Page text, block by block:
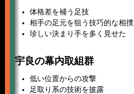
体格差を補う足技
相手の足元を狙う技巧的な相撲
珍しい決まり手を多く見せた
宇良の幕内取組群
低い位置からの攻撃
足取り系の技術を披露